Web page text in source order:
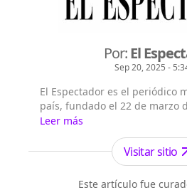
Por:El
Sep 20, 2025 -
El Espectador es el periódico
país, fundado el 22 de marzo
dirección de Fidel Cano, es
los periódicos más serios y
independencia, credibilidad y
Leer más
Visitar sitio
Este artículo fue